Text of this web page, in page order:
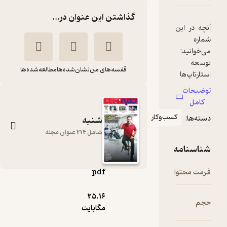
گذاشتن این عنوان در...
نشان‌شده‌هامطالعه‌شده‌ها
شنبه
گروه نویسندگان